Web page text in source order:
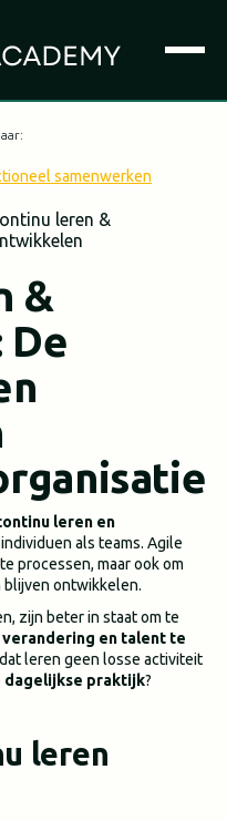
samenwerken
leren &
&
leren en
als teams. Agile
processen, maar ook om
blijven ontwikkelen.
zijn beter in staat om te
verandering en talent te
leren geen losse activiteit
dagelijkse praktijk?
leren